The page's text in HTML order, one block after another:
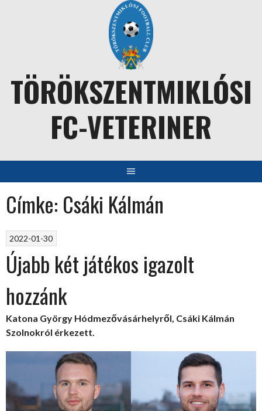
TÖRÖKSZENTMIKLÓSI
FC-VETERINER
Címke: Csáki Kálmán
2022-01-30
Újabb két játékos igazolt
hozzánk
Katona György Hódmezővásárhelyről, Csáki Kálmán
Szolnokról érkezett.